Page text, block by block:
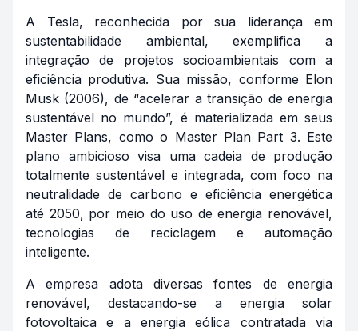
A Tesla, reconhecida por sua liderança em
sustentabilidade ambiental, exemplifica a
integração de projetos socioambientais com a
eficiência produtiva. Sua missão, conforme Elon
Musk (2006), de “acelerar a transição de energia
sustentável no mundo”, é materializada em seus
Master Plans, como o Master Plan Part 3. Este
plano ambicioso visa uma cadeia de produção
totalmente sustentável e integrada, com foco na
neutralidade de carbono e eficiência energética
até 2050, por meio do uso de energia renovável,
tecnologias de reciclagem e automação
inteligente.
A empresa adota diversas fontes de energia
renovável, destacando-se a energia solar
fotovoltaica e a energia eólica contratada via